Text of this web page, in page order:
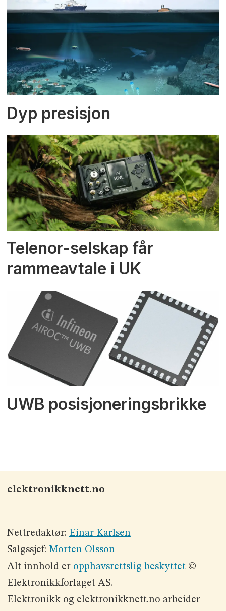
Dyp presisjon
Telenor-selskap får
rammeavtale i UK
UWB posisjoneringsbrikke
elektronikknett.no
Nettredaktør: Einar Karlsen
Salgssjef: Morten Olsson
Alt innhold er opphavsrettslig beskyttet©
Elektronikkforlaget AS.
Elektronikk og elektronikknett.no arbeider